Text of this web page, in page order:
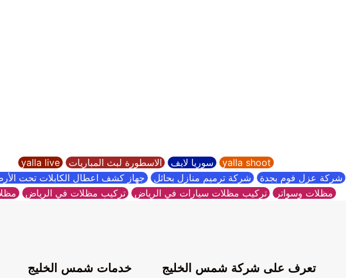
yalla shoot سوريا لايف الاسطورة لبث المباريات yalla live
شركة عزل فوم بجدة شركة ترميم منازل بحائل جهاز كشف اعطال الكابلات تحت
مظلات وسواتر تركيب مظلات سيارات في الرياض تركيب مظلات في الرياض
تعرف على شركة شمس الخليج خدمات شمس الخليج